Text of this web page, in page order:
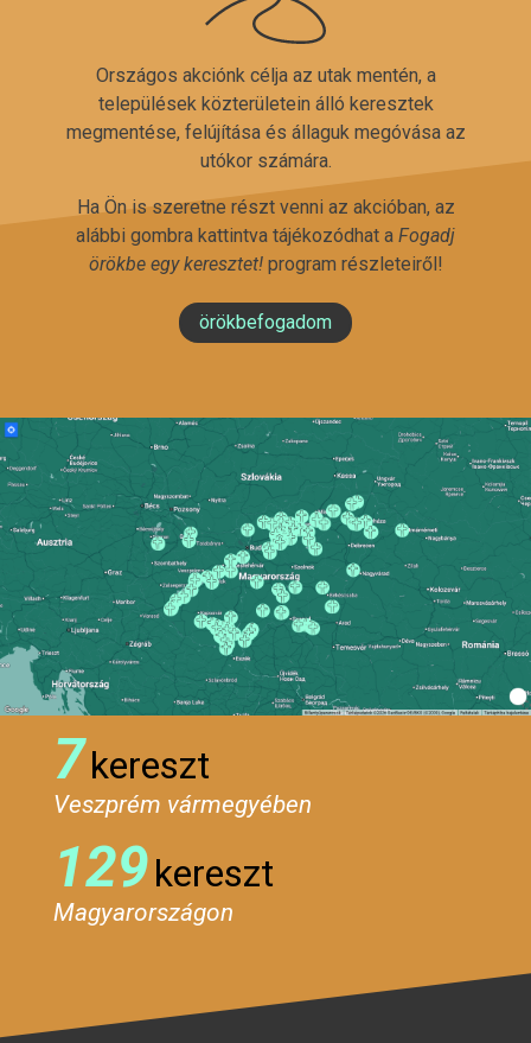
Országos akciónk célja az utak mentén, a
települések közterületein álló keresztek
megmentése, felújítása és állaguk megóvása az
utókor számára.
Ha Ön is szeretne részt venni az akcióban, az
alábbi gombra kattintva tájékozódhat a Fogadj
örökbe egy keresztet!program részleteiről!
örökbefogadom
7kereszt
Veszprém vármegyében
129kereszt
Magyarországon